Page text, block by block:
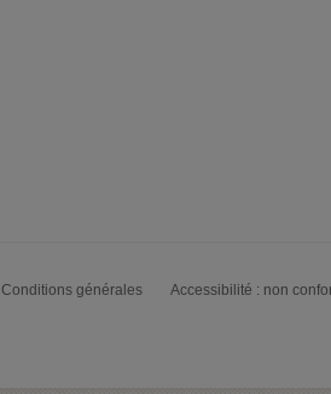
Conditions générales Accessibilité : non